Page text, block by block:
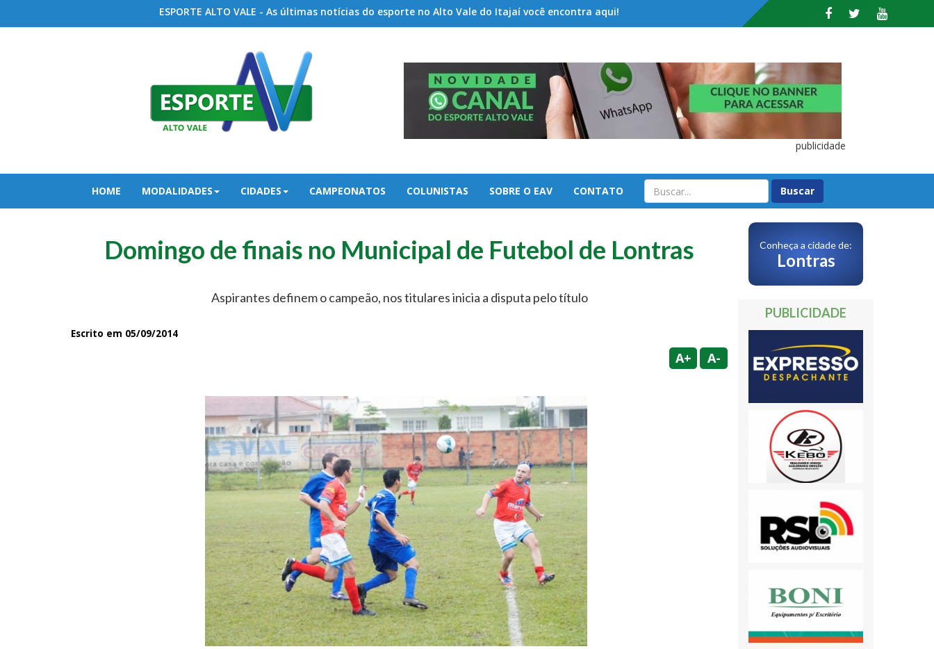
ESPORTE ALTO VALE - As últimas notícias do esporte no Alto Vale do Itajaí você encontra aqui!
publicidade
HOME MODALIDADES CIDADES CAMPEONATOS COLUNISTAS SOBRE O EAV CONTATO
Domingo de finais no Municipal de Futebol de Lontras
Aspirantes definem o campeão, nos titulares inicia a disputa pelo título
Escrito em 05/09/2014
A+ A-
Conheça a cidade de:
Lontras
PUBLICIDADE